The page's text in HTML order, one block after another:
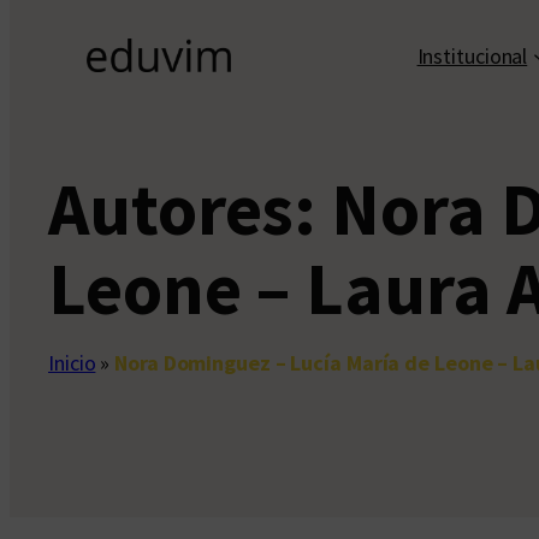
Institucional
Autores: Nora
Leone – Laura
Inicio » Nora Dominguez – Lucía María de Leone –